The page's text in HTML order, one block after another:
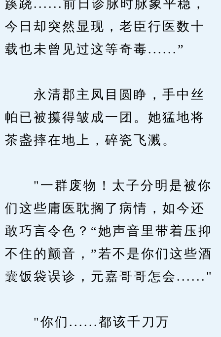
蹊跷......前日诊脉时脉象平稳，
今日却突然显现，老臣行医数十
载也未曾见过这等奇毒......”
永清郡主凤目圆睁，手中丝
帕已被攥得皱成一团。她猛地将
茶盏摔在地上，碎瓷飞溅。
"一群废物！太子分明是被你
们这些庸医耽搁了病情，如今还
敢巧言令色？“她声音里带着压抑
不住的颤音，”若不是你们这些酒
囊饭袋误诊，元嘉哥哥怎会......"
"你们......都该千刀万